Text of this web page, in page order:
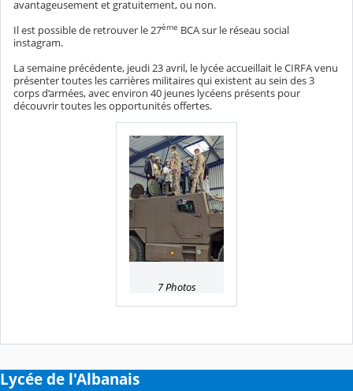
avantageusement et gratuitement, ou non.
Il est possible de retrouver le 27ème BCA sur le réseau social
instagram.
La semaine précédente, jeudi 23 avril, le lycée accueillait le CIRFA venu
présenter toutes les carrières militaires qui existent au sein des 3
corps d’armées, avec environ 40 jeunes lycéens présents pour
découvrir toutes les opportunités offertes.
7 Photos
Lycée de l'Albanais